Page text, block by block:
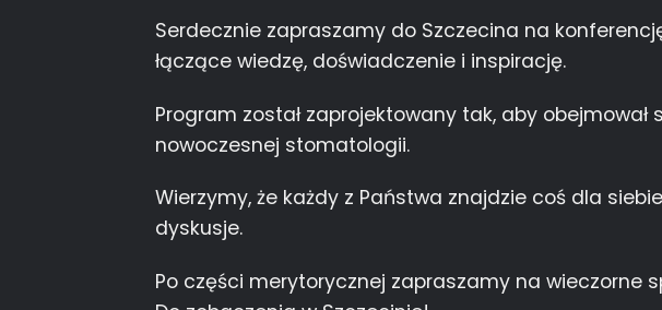
Serdecznie zapraszamy do Szczecina na
łączące wiedzę, doświadczenie i inspirację.
Program został zaprojektowany tak, aby
nowoczesnej stomatologii.
Wierzymy, że każdy z Państwa znajdzie coś dla
dyskusje.
Po części merytorycznej zapraszamy na wieczorne